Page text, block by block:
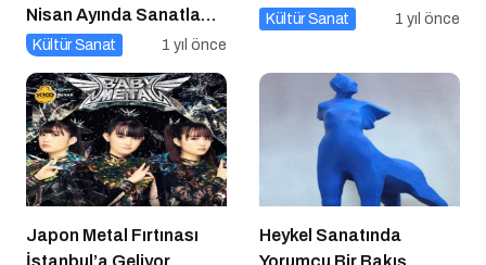
Nisan Ayında Sanatla
Dolup Taşıyor
Kültür Sanat 1 yıl önce
Kültür Sanat 1 yıl önce
Japon Metal Fırtınası
Heykel Sanatında